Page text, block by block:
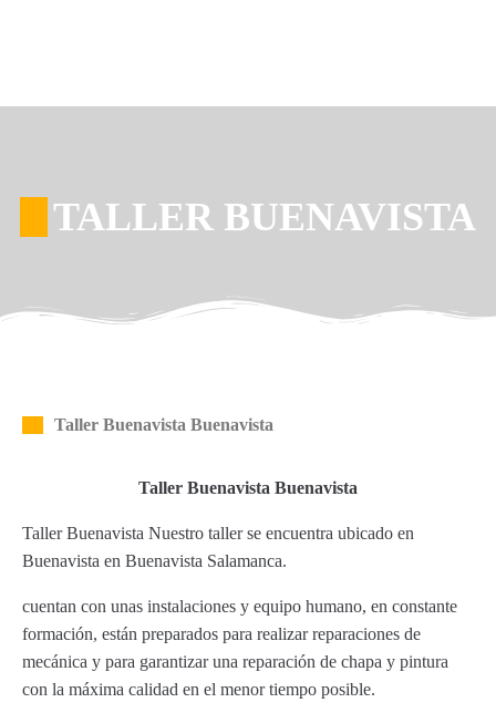
TALLER BUENAVISTA
Taller Buenavista Buenavista
Taller Buenavista Buenavista
Taller Buenavista Nuestro taller se encuentra ubicado en
Buenavista en Buenavista Salamanca.
cuentan con unas instalaciones y equipo humano, en constante
formación, están preparados para realizar reparaciones de
mecánica y para garantizar una reparación de chapa y pintura
con la máxima calidad en el menor tiempo posible.